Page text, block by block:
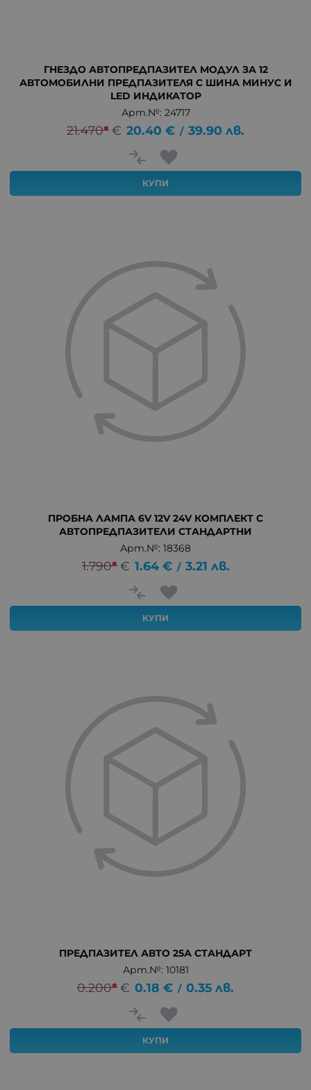
ГНЕЗДО АВТОПРЕДПАЗИТЕЛ МОДУЛ ЗА 12
АВТОМОБИЛНИ ПРЕДПАЗИТЕЛЯ С ШИНА МИНУС И
LED ИНДИКАТОР
Арт.№: 24717
21.470*€ 20.40 € / 39.90 лв.
КУПИ
ПРОБНА ЛАМПА 6V 12V 24V КОМПЛЕКТ С
АВТОПРЕДПАЗИТЕЛИ СТАНДАРТНИ
Арт.№: 18368
1.790* € 1.64 € / 3.21 лв.
КУПИ
ПРЕДПАЗИТЕЛ АВТО 25А СТАНДАРТ
Арт.№: 10181
0.200*€ 0.18 € / 0.35 лв.
КУПИ